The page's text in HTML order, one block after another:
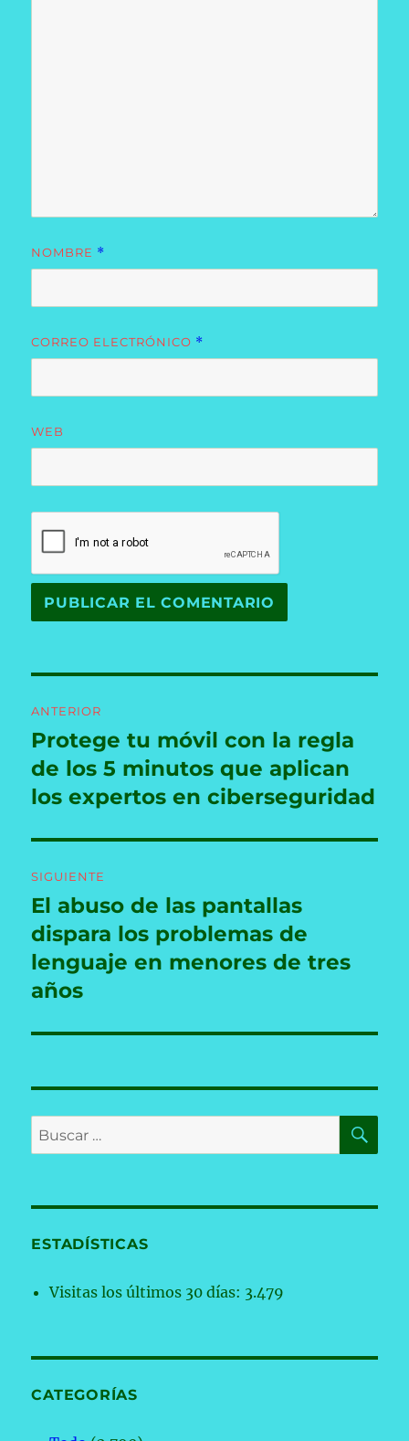
NOMBRE *
CORREO ELECTRÓNICO *
WEB
de
entradas
ANTERIOR
Entrada
anterior:
Protege tu móvil con la regla
de los 5 minutos que aplican
los expertos en ciberseguridad
SIGUIENTE
Entrada
siguiente:
El abuso de las pantallas
dispara los problemas de
lenguaje en menores de tres
años
Buscar
por:
ESTADÍSTICAS
Visitas los últimos 30 días: 3.479
CATEGORÍAS